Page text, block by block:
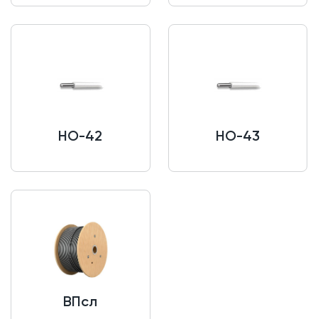
НО-42 НО-43
ВПсл